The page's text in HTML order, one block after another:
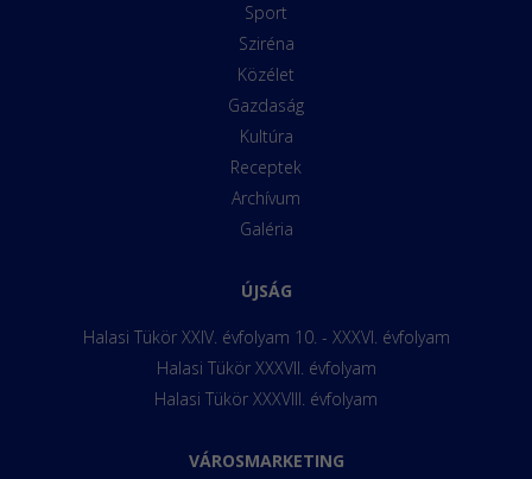
Sport
Sziréna
Közélet
Gazdaság
Kultúra
Receptek
Archívum
Galéria
ÚJSÁG
Halasi Tükör XXIV. évfolyam 10. - XXXVI. évfolyam
Halasi Tükör XXXVII. évfolyam
Halasi Tükör XXXVIII. évfolyam
VÁROSMARKETING